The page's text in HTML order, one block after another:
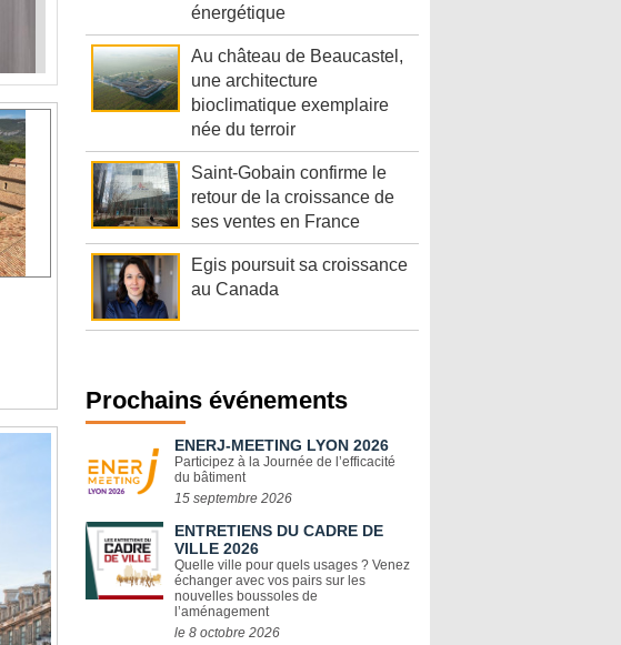
énergétique
Au château de Beaucastel,
une architecture
bioclimatique exemplaire
née du terroir
Saint-Gobain confirme le
retour de la croissance de
ses ventes en France
Egis poursuit sa croissance
au Canada
Prochains événements
ENERJ-MEETING LYON 2026
Participez à la Journée de l’efficacité
du bâtiment
15 septembre 2026
ENTRETIENS DU CADRE DE
VILLE 2026
Quelle ville pour quels usages ? Venez
échanger avec vos pairs sur les
nouvelles boussoles de
l’aménagement
le 8 octobre 2026